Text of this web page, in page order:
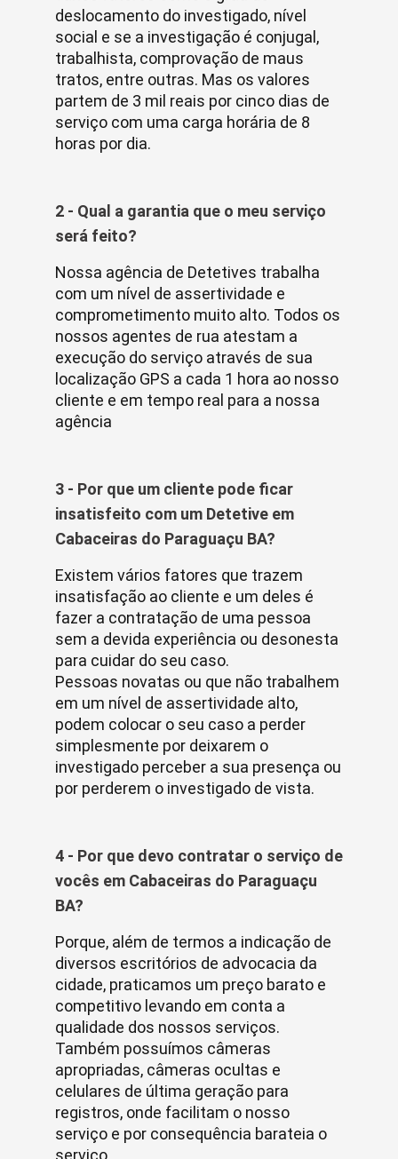
deslocamento do investigado, nível
social e se a investigação é conjugal,
trabalhista, comprovação de maus
tratos, entre outras. Mas os valores
partem de 3 mil reais por cinco dias de
serviço com uma carga horária de 8
horas por dia.
2 - Qual a garantia que o meu serviço
será feito?
Nossa agência de Detetives trabalha
com um nível de assertividade e
comprometimento muito alto. Todos os
nossos agentes de rua atestam a
execução do serviço através de sua
localização GPS a cada 1 hora ao nosso
cliente e em tempo real para a nossa
agência
3 - Por que um cliente pode ficar
insatisfeito com um Detetive em
Cabaceiras do Paraguaçu BA?
Existem vários fatores que trazem
insatisfação ao cliente e um deles é
fazer a contratação de uma pessoa
sem a devida experiência ou desonesta
para cuidar do seu caso.
Pessoas novatas ou que não trabalhem
em um nível de assertividade alto,
podem colocar o seu caso a perder
simplesmente por deixarem o
investigado perceber a sua presença ou
por perderem o investigado de vista.
4 - Por que devo contratar o serviço de
vocês em Cabaceiras do Paraguaçu
BA?
Porque, além de termos a indicação de
diversos escritórios de advocacia da
cidade, praticamos um preço barato e
competitivo levando em conta a
qualidade dos nossos serviços.
Também possuímos câmeras
apropriadas, câmeras ocultas e
celulares de última geração para
registros, onde facilitam o nosso
serviço e por consequência barateia o
serviço.